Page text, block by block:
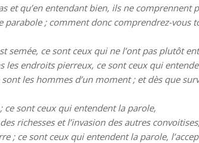
et qu’en entendant bien, ils ne comprennent
; comment donc comprendrez-vous
ce sont ceux qui ne l’ont pas plutôt
endroits pierreux, ce sont ceux qui
les hommes d’un moment ; et dès que
ce sont ceux qui entendent la parole,
richesses et l’invasion des autres
; ce sont ceux qui entendent la parole,